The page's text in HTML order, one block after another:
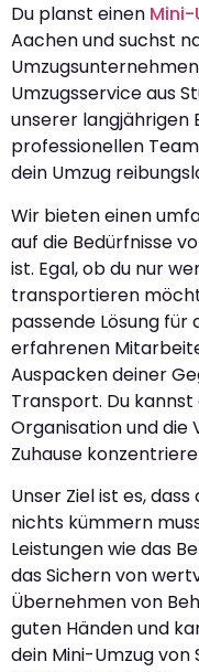
Du planst einen Mini-
Aachen und suchst
Umzugsservice aus
unserer langjährigen
professionellen
dein Umzug
Wir bieten einen
auf die Bedürfnisse
ist. Egal, ob du nur
transportieren
passende Lösung für
erfahrenen
Auspacken deiner
Transport. Du
Organisation und die
Zuhause
Unser Ziel ist es,
nichts kümmern
Leistungen wie das
das Sichern von
Übernehmen von
guten Händen und
dein Mini-Umzug